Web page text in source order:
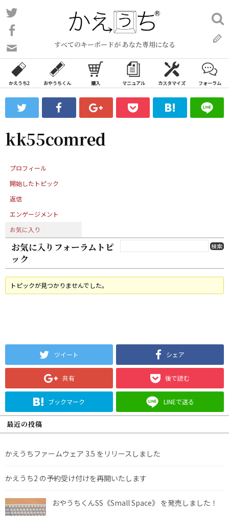
コ
ン
ン
ツ
ス
ッ
プ
すべてのキーボードが あなた専用になる
い
合
わ
フ
ォ
ム
検
索:
かえうち2 おやうちくん 購入 マニュアル カスタマイズ フォーラム
kk55comred
プロフィール
開始したトピック
返信
エンゲージメント
お気に入り
お気に入りフォーラムトピ
ック
トピックが見つかりませんでした。
ツイート シェア
共有 後で読む
ブックマーク LINEで送る
最近の投稿
かえうちファームウェア 3.5 をリリースしました
かえうち2 の予約受け付けを再開いたします
おやうちくんSS《Small Space》 を発売しました！